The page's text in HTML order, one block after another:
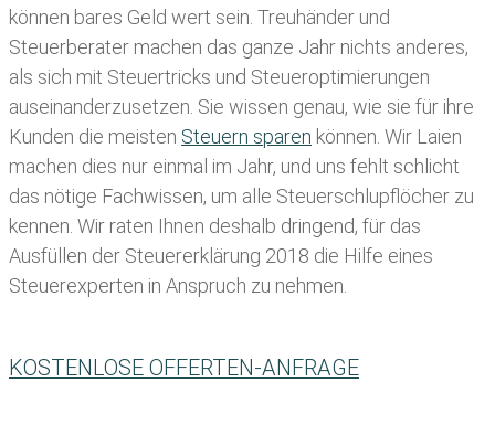
können bares Geld wert sein. Treuhänder und
Steuerberater machen das ganze Jahr nichts anderes,
als sich mit Steuertricks und Steueroptimierungen
auseinanderzusetzen. Sie wissen genau, wie sie für ihre
Kunden die meisten Steuern sparen können. Wir Laien
machen dies nur einmal im Jahr, und uns fehlt schlicht
das nötige Fachwissen, um alle Steuerschlupflöcher zu
kennen. Wir raten Ihnen deshalb dringend, für das
Ausfüllen der Steuererklärung 2018 die Hilfe eines
Steuerexperten in Anspruch zu nehmen.
KOSTENLOSE OFFERTEN-ANFRAGE